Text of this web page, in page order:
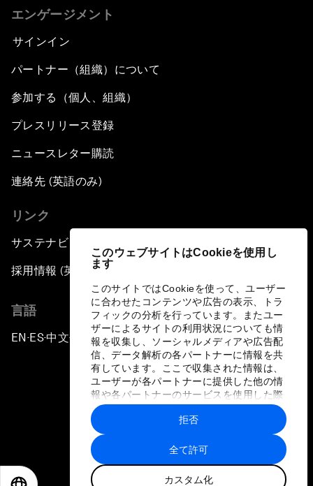
このウェブサイトはCookieを使用し
ます
このサイトではCookieを使って、ユーザー
に合わせたコンテンツや広告の表示、トラ
フィックの分析を行っています。またユー
ザーによるサイトの利用状況についても情
報を収集し、ソーシャルメディアや広告配
信、データ解析の各パートナーに情報を共
有しています。ここで収集された情報は、
ユーザーが各パートナーに提供した他の情
報や各パートナーのサービスを使用した際
に収集された情報と組み合わされ、各パー
トナーによって使用されることがありま
す。
全て許可
カスタム化
拒否
エンゲージメント
サインイン
パートナー（組織）について
参加する（個人、組織）
プレスリリース登録
ニュースレター購読
連絡先 (英語のみ)
リンク
サステナビリティへの取り組み
採用情報 (英語のみ)
言語
EN ▪ ES▪中文▪ 日本語
プライバシーポリシーと利用規約
サイトマップ